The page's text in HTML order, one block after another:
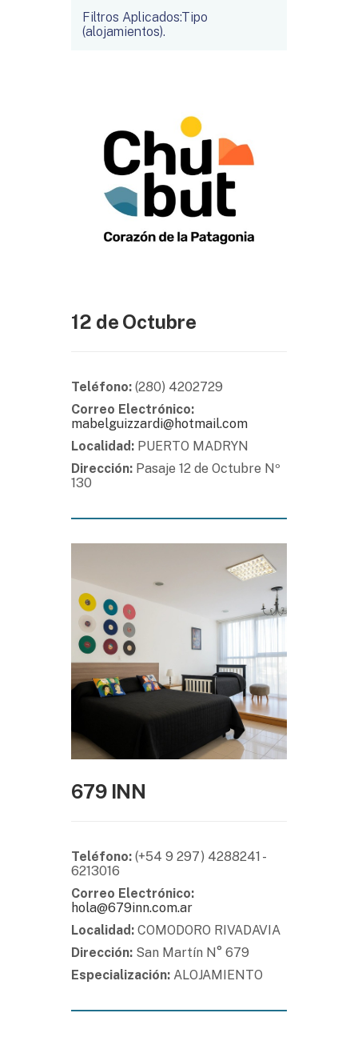
Filtros Aplicados:Tipo
(alojamientos).
12 de Octubre
Teléfono: (280) 4202729
Correo Electrónico:
mabelguizzardi@hotmail.com
Localidad: PUERTO MADRYN
Dirección: Pasaje 12 de Octubre Nº
130
679 INN
Teléfono: (+54 9 297) 4288241 -
6213016
Correo Electrónico:
hola@679inn.com.ar
Localidad: COMODORO RIVADAVIA
Dirección: San Martín N° 679
Especialización: ALOJAMIENTO